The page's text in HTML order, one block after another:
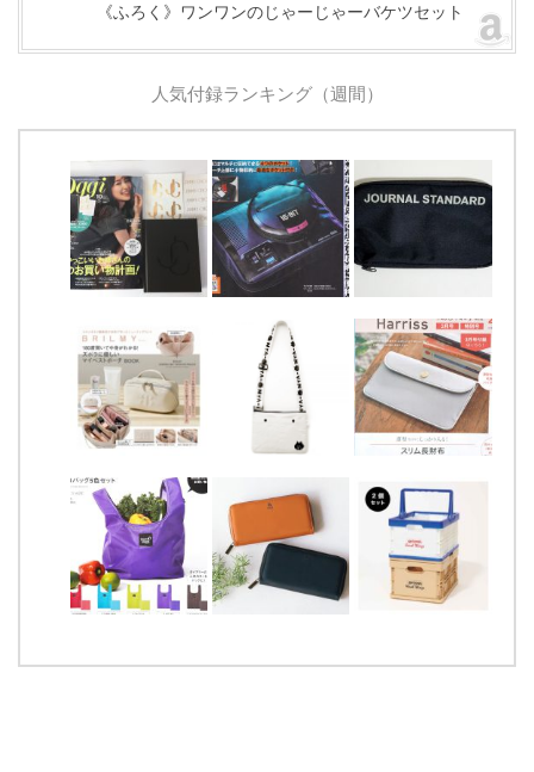
《ふろく》ワンワンのじゃーじゃーバケツセット
人気付録ランキング（週間）